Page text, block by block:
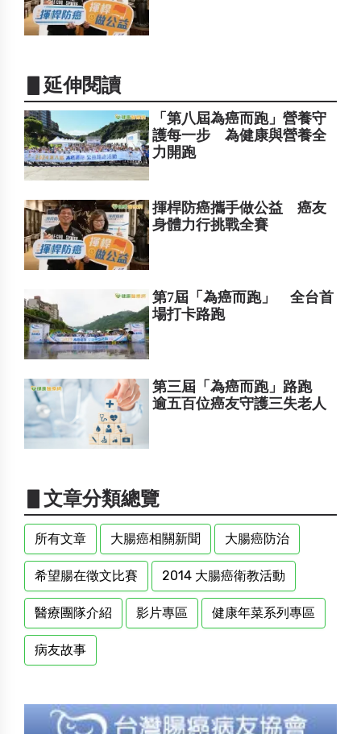
▋延伸閱讀
「第八屆為癌而跑」營養守
護每一步 為健康與營養全
力開跑
揮桿防癌攜手做公益 癌友
身體力行挑戰全賽
第7屆「為癌而跑」 全台首
場打卡路跑
第三屆「為癌而跑」路跑
逾五百位癌友守護三失老人
▋文章分類總覽
所有文章 大腸癌相關新聞 大腸癌防治
希望腸在徵文比賽 2014 大腸癌衛教活動
醫療團隊介紹 影片專區 健康年菜系列專區
病友故事